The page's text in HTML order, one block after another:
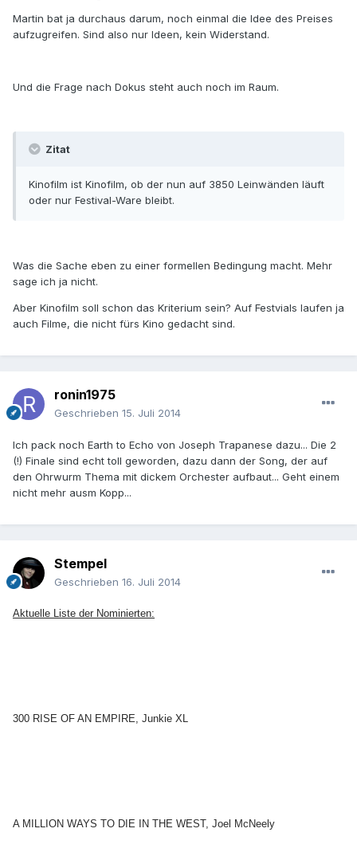
Martin bat ja durchaus darum, noch einmal die Idee des Preises
aufzugreifen. Sind also nur Ideen, kein Widerstand.
Und die Frage nach Dokus steht auch noch im Raum.
Zitat
Kinofilm ist Kinofilm, ob der nun auf 3850 Leinwänden läuft
oder nur Festival-Ware bleibt.
Was die Sache eben zu einer formellen Bedingung macht. Mehr
sage ich ja nicht.
Aber Kinofilm soll schon das Kriterium sein? Auf Festvials laufen ja
auch Filme, die nicht fürs Kino gedacht sind.
ronin1975
Geschrieben 15. Juli 2014
Ich pack noch Earth to Echo von Joseph Trapanese dazu... Die 2
(!) Finale sind echt toll geworden, dazu dann der Song, der auf
den Ohrwurm Thema mit dickem Orchester aufbaut... Geht einem
nicht mehr ausm Kopp...
Stempel
Geschrieben 16. Juli 2014
Aktuelle Liste der Nominierten:
300 RISE OF AN EMPIRE, Junkie XL
A MILLION WAYS TO DIE IN THE WEST, Joel McNeely